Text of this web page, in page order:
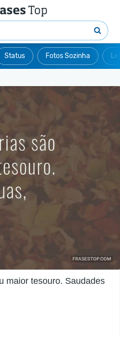
Status Fotos Sozinha
maior tesouro. Saudades